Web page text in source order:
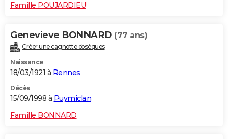
Famille POUJARDIEU
Genevieve BONNARD (77 ans)
Créer une cagnotte obsèques
Naissance
18/03/1921 à Rennes
Décès
15/09/1998 à Puymiclan
Famille BONNARD